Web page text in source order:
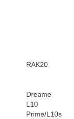
RAK20
Dreame
L10
Prime/L10s